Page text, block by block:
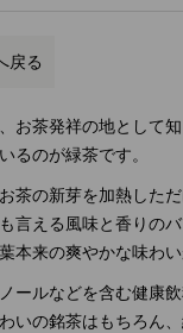
戻る
お茶発祥の地として知
るのが緑茶です。
茶の新芽を加熱した
言える風味と香りの
本来の爽やかな味わい
ールなどを含む健康
いの銘茶はもちろん